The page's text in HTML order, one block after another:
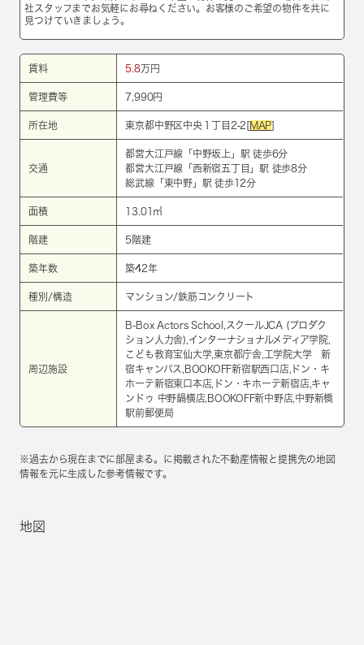
社スタッフまでお気軽にお尋ねください。お客様のご希望の物件を共に
見つけていきましょう。
賃料 5.8万円
管理費等 7,990円
所在地 東京都中野区中央１丁目2-2[ MAP
交通
都営大江戸線 「 中野坂上 」駅 徒歩6分
都営大江戸線 「 西新宿五丁目 」駅 徒歩8分
総武線 「 東中野」駅 徒歩12分
面積 13.01㎡
階建 5階建
築年数 築42年
種別/構造 マンション/鉄筋コンクリート
周辺施設
B-Box Actors School,スクールJCA (プロダク
ション人力舎),インターナショナルメディア学院,
こども教育宝仙大学,東京都庁舎,工学院大学 新
宿キャンパス,BOOKOFF新宿駅西口店,ドン・キ
ホーテ新宿東口本店,ドン・キホーテ新宿店,キャ
ンドゥ 中野鍋横店,BOOKOFF新中野店,中野新橋
駅前郵便局
※過去から現在までに部屋まる。に掲載された不動産情報と提携先の地図
情報を元に生成した参考情報です。
地図